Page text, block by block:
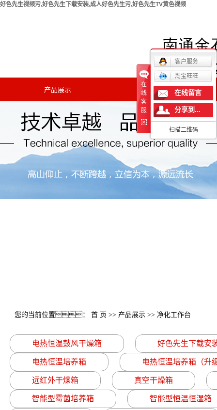
好色先生视频污,好色先生下载安装,成人好色先生污,好色先生TV黄色视频
产品展示 新闻中心
公司新闻
行业新闻
您的当前位置： 首 页 >> 产品展示 >> 净化工作台
电热恒温鼓风干燥箱 好色先生下载安
电热恒温培养箱 电热恒温培养箱（升
远红外干燥箱 真空干燥箱
智能型霉菌培养箱 智能型恒温恒湿箱
在
线
客
服
客户服务
淘宝旺旺
在线留言
分享到...
扫描二维码